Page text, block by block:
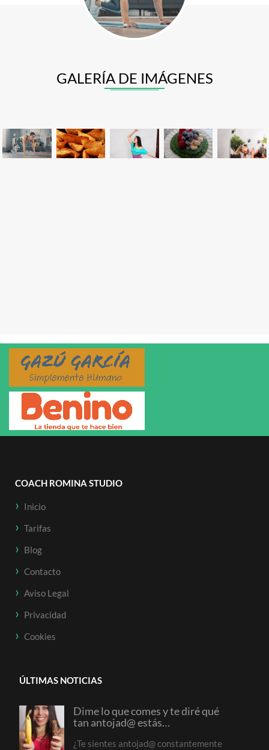
GALERÍA DE IMÁGENES
COACH ROMINA STUDIO
Inicio
Tarifas
Blog
Contacto
Aviso Legal
Privacidad
Cookies
ÚLTIMAS NOTICIAS
Dime lo que comes y te diré qué
tan antojad@ estás…
¿Te sientes antojad@ constantemente